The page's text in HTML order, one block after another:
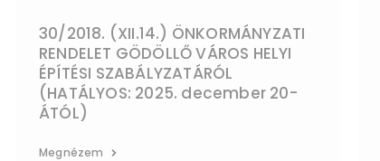
30/2018. (XII.14.) ÖNKORMÁNYZATI
RENDELET GÖDÖLLŐ VÁROS HELYI
ÉPÍTÉSI SZABÁLYZATÁRÓL
(HATÁLYOS: 2025. december 20-
ÁTÓL)
Megnézem